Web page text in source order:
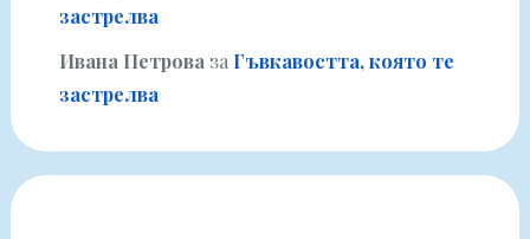
застрелва
Ивана Петроваза Гъвкавостта, която те
застрелва